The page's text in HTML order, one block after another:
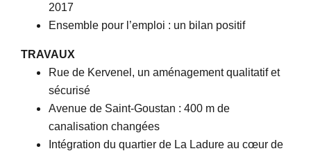
2017
Ensemble pour l’emploi : un bilan positif
TRAVAUX
Rue de Kervenel, un aménagement qualitatif et
sécurisé
Avenue de Saint-Goustan : 400 m de
canalisation changées
Intégration du quartier de La Ladure au cœur de